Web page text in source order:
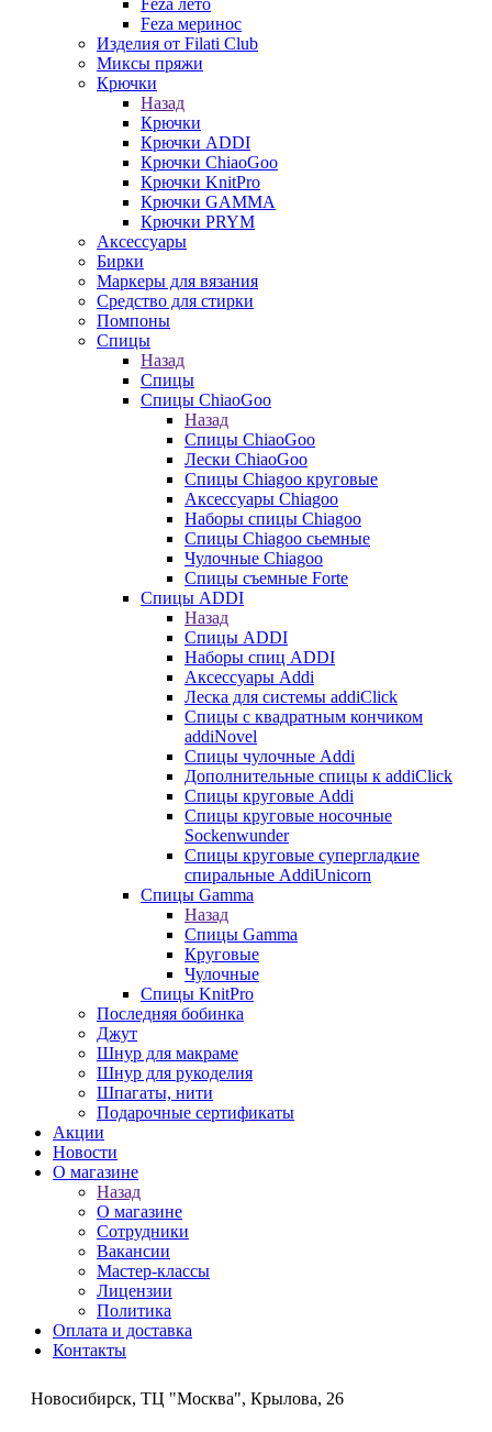
Feza меринос
Изделия от Filati Club
Миксы пряжи
Крючки
Назад
Крючки
Крючки ADDI
Крючки ChiaoGoo
Крючки KnitPro
Крючки GAMMA
Крючки PRYM
Аксессуары
Бирки
Маркеры для вязания
Средство для стирки
Помпоны
Спицы
Назад
Спицы
Спицы ChiaoGoo
Назад
Спицы ChiaoGoo
Лески ChiaoGoo
Cпицы Сhiagoo круговые
Аксессуары Chiagoo
Наборы спицы Chiagoo
Спицы Chiagoo сьемные
Чулочные Chiagoo
Спицы съемные Forte
Спицы ADDI
Назад
Спицы ADDI
Наборы спиц ADDI
Аксессуары Addi
Леска для системы addiClick
Спицы с квадратным кончиком
addiNovel
Спицы чулочные Addi
Дополнительные спицы к addiClick
Спицы круговые Addi
Спицы круговые носочные
Sockenwunder
Спицы круговые супергладкие
спиральные AddiUnicorn
Спицы Gamma
Назад
Спицы Gamma
Круговые
Чулочные
Спицы KnitPro
Последняя бобинка
Джут
Шнур для макраме
Шнур для рукоделия
Шпагаты, нити
Подарочные сертификаты
Акции
Новости
О магазине
Назад
О магазине
Сотрудники
Вакансии
Мастер-классы
Лицензии
Политика
Оплата и доставка
Контакты
Новосибирск, ТЦ "Москва", Крылова, 26